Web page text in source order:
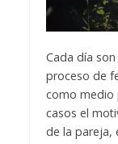
Cada día
proceso de
como medio
casos el
de la pareja,